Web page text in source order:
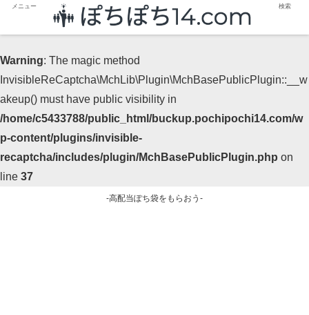
Warning: The magic method
InvisibleReCaptcha\MchLib\Plugin\MchBasePublicPlugin::__w
akeup() must have public visibility in
/home/c5433788/public_html/buckup.pochipochi14.com/w
p-content/plugins/invisible-
recaptcha/includes/plugin/MchBasePublicPlugin.php on
line 37
-高配当ぽち袋をもらおう-
メニュー 検索